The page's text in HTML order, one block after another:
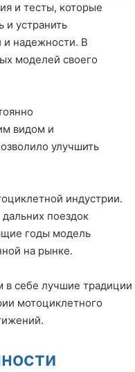
и тесты, которые
и устранить
и надежности. В
моделей своего
видом и
улучшить
индустрии.
поездок
годы модель
на рынке.
в себе лучшие традиции
мотоциклетного